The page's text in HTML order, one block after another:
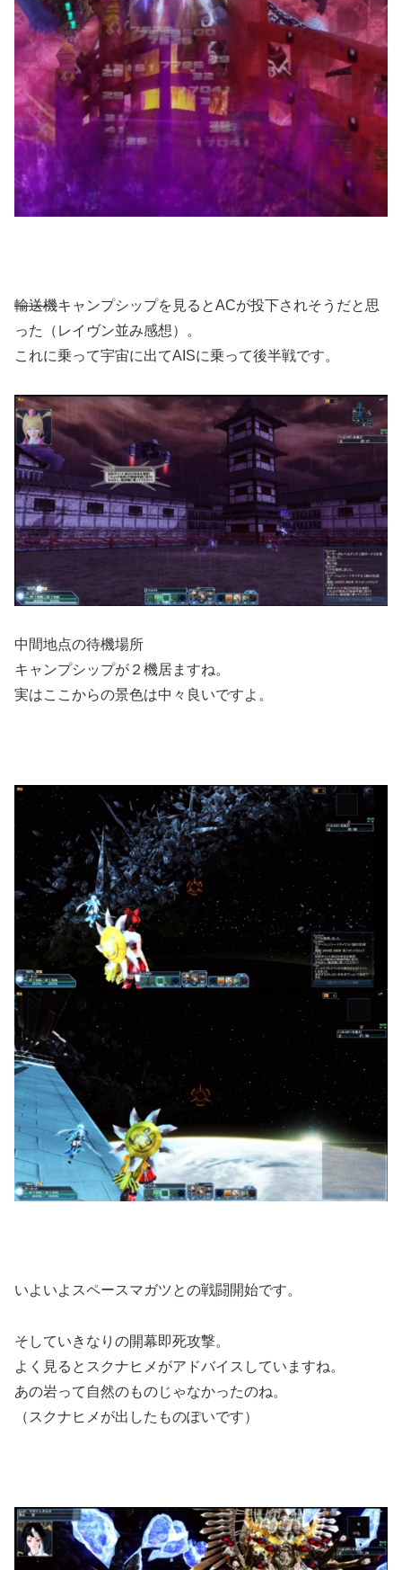
輸送機キャンプシップを見るとACが投下されそうだと思
った（レイヴン並み感想）。
これに乗って宇宙に出てAISに乗って後半戦です。
中間地点の待機場所
キャンプシップが２機居ますね。
実はここからの景色は中々良いですよ。
いよいよスペースマガツとの戦闘開始です。
そしていきなりの開幕即死攻撃。
よく見るとスクナヒメがアドバイスしていますね。
あの岩って自然のものじゃなかったのね。
（スクナヒメが出したものぽいです）